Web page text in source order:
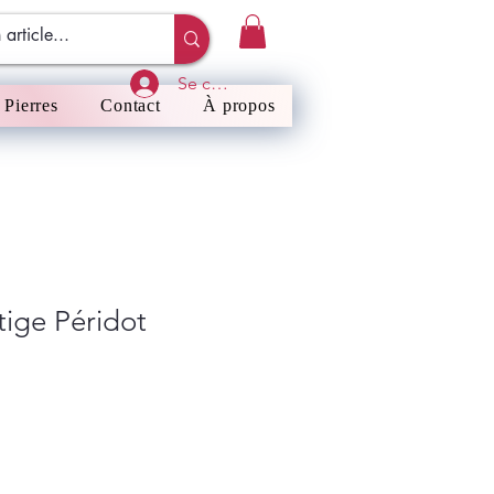
Pierres Contact À propos
Se connecter
Péridot